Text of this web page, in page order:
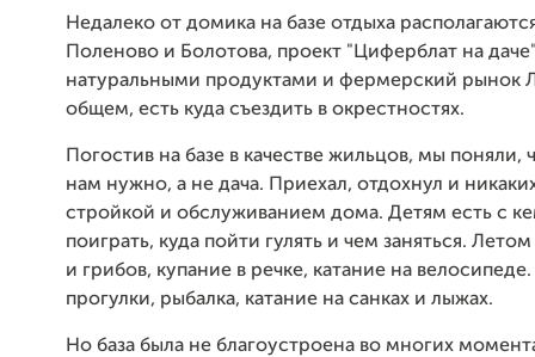
Недалеко от домика на базе отдыха
Поленово и Болотова, проект "Циферблат на
натуральными продуктами и фермерский рынок
общем, есть куда съездить в окрестностях.
Погостив на базе в качестве жильцов, мы поняли,
нам нужно, а не дача. Приехал, отдохнул и
стройкой и обслуживанием дома. Детям есть с
поиграть, куда пойти гулять и чем заняться.
и грибов, купание в речке, катание на
прогулки, рыбалка, катание на санках и лыжах.
Но база была не благоустроена во многих